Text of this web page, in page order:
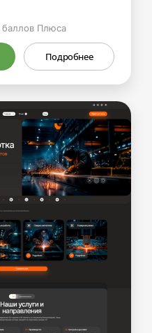
баллов Плюса
Подробнее